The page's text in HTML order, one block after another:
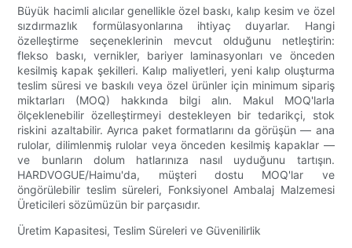
Büyük hacimli alıcılar genellikle özel baskı, kalıp kesim ve özel
sızdırmazlık formülasyonlarına ihtiyaç duyarlar. Hangi
özelleştirme seçeneklerinin mevcut olduğunu netleştirin:
flekso baskı, vernikler, bariyer laminasyonları ve önceden
kesilmiş kapak şekilleri. Kalıp maliyetleri, yeni kalıp oluşturma
teslim süresi ve baskılı veya özel ürünler için minimum sipariş
miktarları (MOQ) hakkında bilgi alın. Makul MOQ'larla
ölçeklenebilir özelleştirmeyi destekleyen bir tedarikçi, stok
riskini azaltabilir. Ayrıca paket formatlarını da görüşün — ana
rulolar, dilimlenmiş rulolar veya önceden kesilmiş kapaklar —
ve bunların dolum hatlarınıza nasıl uyduğunu tartışın.
HARDVOGUE/Haimu'da, müşteri dostu MOQ'lar ve
öngörülebilir teslim süreleri, Fonksiyonel Ambalaj Malzemesi
Üreticileri sözümüzün bir parçasıdır.
Üretim Kapasitesi, Teslim Süreleri ve Güvenilirlik